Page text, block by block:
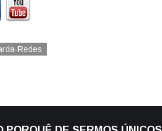
Redes